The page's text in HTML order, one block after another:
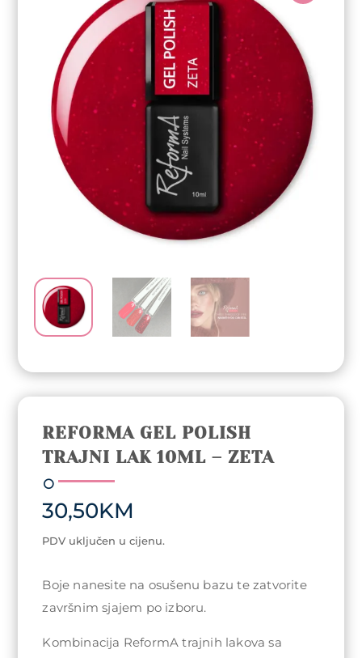
REFORMA GEL POLISH
TRAJNI LAK 10ML – ZETA
30,50KM
PDV uključen u cijenu.
Boje nanesite na osušenu bazu te zatvorite
završnim sjajem po izboru.
Kombinacija ReformA trajnih lakova sa